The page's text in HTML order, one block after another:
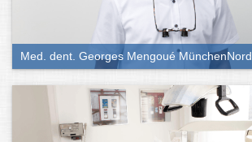
Med. dent. Georges Mengoué MünchenNord